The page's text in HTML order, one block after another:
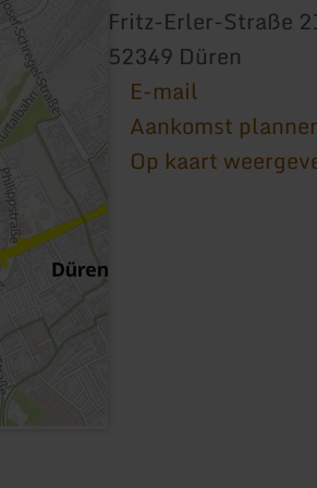
Fritz-Erler-Straße
52349 Düren
E-mail
Aankomst
Op kaart